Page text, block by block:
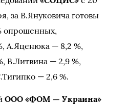
за В.Януковича готовы
опрошенных,
А.Яценюка — 8,2 %,
В.Литвина — 2,9 %,
— 2,6 %.
ООО «ФОМ — Украина»